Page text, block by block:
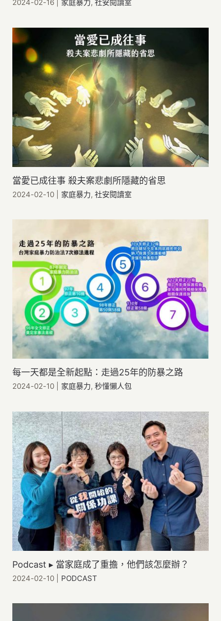
2024-02-16 家庭暴力,社安閱讀室
當愛已成往事 殺夫案悲劇所隱藏的省思
2024-02-10 家庭暴力,社安閱讀室
每一天都是全新起點：走過25年的防暴之路
2024-02-10 家庭暴力,秒懂懶人包
Podcast ▸ 當家庭成了重擔，他們該怎麼辦？
2024-02-10 PODCAST